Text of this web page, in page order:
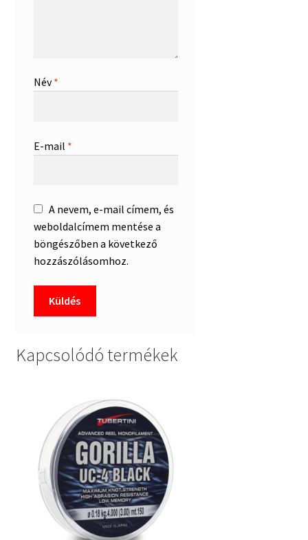
Név*
E-mail *
A nevem, e-mail címem, és
weboldalcímem mentése a
böngészőben a következő
hozzászólásomhoz.
Kapcsolódó termékek